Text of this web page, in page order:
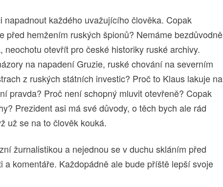
každého uvažujícího člověka. Copak
před hemžením ruských špionů? Nemáme bezdůvodně
neochotu otevřít pro české historiky ruské archivy.
na napadení Gruzie, ruské chování na severním
z ruských státních investic? Proč to Klaus lakuje na
pravda? Proč není schopný mluvit otevřeně? Copak
Prezident asi má své důvody, o těch bych ale rád
už se na to člověk kouká.
žurnalistikou a nejednou se v duchu skláním před
komentáře. Každopádně ale bude příště lepší svoje